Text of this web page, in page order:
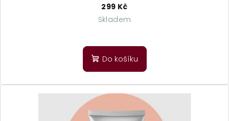
299 Kč
Skladem
hodnocení
produktu
z
hvězdiček.
Do košíku